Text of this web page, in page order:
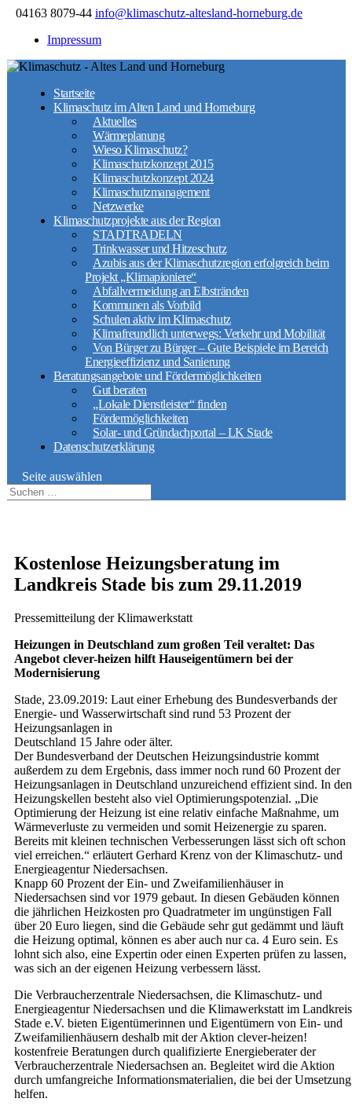
04163 8079-44 info@klimaschutz-altesland-horneburg.de
Impressum
Startseite
Klimaschutz im Alten Land und Horneburg
Aktuelles
Wärmeplanung
Wieso Klimaschutz?
Klimaschutzkonzept 2015
Klimaschutzkonzept 2024
Klimaschutzmanagement
Netzwerke
Klimaschutzprojekte aus der Region
STADTRADELN
Trinkwasser und Hitzeschutz
Azubis aus der Klimaschutzregion erfolgreich beim
Projekt „Klimapioniere“
Abfallvermeidung an Elbstränden
Kommunen als Vorbild
Schulen aktiv im Klimaschutz
Klimafreundlich unterwegs: Verkehr und Mobilität
Von Bürger zu Bürger – Gute Beispiele im Bereich
Energieeffizienz und Sanierung
Beratungsangebote und Fördermöglichkeiten
Gut beraten
„Lokale Dienstleister“ finden
Fördermöglichkeiten
Solar- und Gründachportal – LK Stade
Datenschutzerklärung
Seite auswählen
Kostenlose Heizungsberatung im
Landkreis Stade bis zum 29.11.2019
Pressemitteilung der Klimawerkstatt
Heizungen in Deutschland zum großen Teil veraltet: Das
Angebot clever-heizen hilft Hauseigentümern bei der
Modernisierung
Stade, 23.09.2019: Laut einer Erhebung des Bundesverbands der
Energie- und Wasserwirtschaft sind rund 53 Prozent der
Heizungsanlagen in
Deutschland 15 Jahre oder älter.
Der Bundesverband der Deutschen Heizungsindustrie kommt
außerdem zu dem Ergebnis, dass immer noch rund 60 Prozent der
Heizungsanlagen in Deutschland unzureichend effizient sind. In den
Heizungskellen besteht also viel Optimierungspotenzial. „Die
Optimierung der Heizung ist eine relativ einfache Maßnahme, um
Wärmeverluste zu vermeiden und somit Heizenergie zu sparen.
Bereits mit kleinen technischen Verbesserungen lässt sich oft schon
viel erreichen.“ erläutert Gerhard Krenz von der Klimaschutz- und
Energieagentur Niedersachsen.
Knapp 60 Prozent der Ein- und Zweifamilienhäuser in
Niedersachsen sind vor 1979 gebaut. In diesen Gebäuden können
die jährlichen Heizkosten pro Quadratmeter im ungünstigen Fall
über 20 Euro liegen, sind die Gebäude sehr gut gedämmt und läuft
die Heizung optimal, können es aber auch nur ca. 4 Euro sein. Es
lohnt sich also, eine Expertin oder einen Experten prüfen zu lassen,
was sich an der eigenen Heizung verbessern lässt.
Die Verbraucherzentrale Niedersachsen, die Klimaschutz- und
Energieagentur Niedersachsen und die Klimawerkstatt im Landkreis
Stade e.V. bieten Eigentümerinnen und Eigentümern von Ein- und
Zweifamilienhäusern deshalb mit der Aktion clever-heizen!
kostenfreie Beratungen durch qualifizierte Energieberater der
Verbraucherzentrale Niedersachsen an. Begleitet wird die Aktion
durch umfangreiche Informationsmaterialien, die bei der Umsetzung
helfen.